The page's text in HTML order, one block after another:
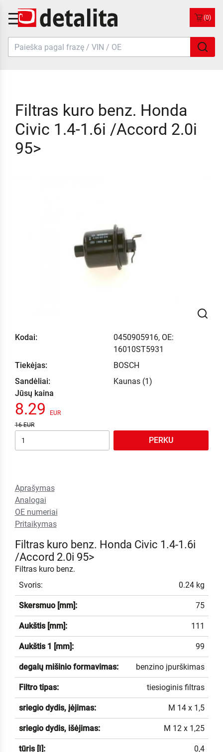
(0)
Filtras kuro benz. Honda
Civic 1.4-1.6i /Accord 2.0i
95>
Kodai:
0450905916, OE:
16010ST5931
Tiekėjas:
BOSCH
Sandėliai:
Kaunas (1)
Jūsų kaina
8.29
16
PERKU
Aprašymas
Analogai
OE numeriai
Pritaikymas
Filtras kuro benz. Honda Civic 1.4-1.6i
/Accord 2.0i 95>
Filtras kuro benz.
Svoris:
0.24 kg
Skersmuo [mm]: 75
Aukštis [mm]: 111
Aukštis 1 [mm]: 99
degalų mišinio formavimas: benzino įpurškimas
Filtro tipas: tiesioginis filtras
sriegio dydis, įėjimas: M 14 x 1,5
sriegio dydis, išėjimas: M 12 x 1,25
tūris [I]: 0,4